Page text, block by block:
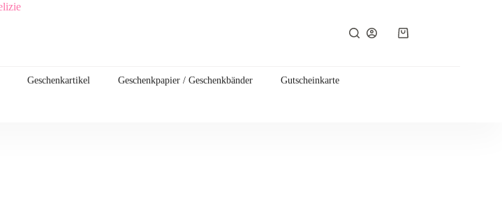
Warenkorb
Geschenkartikel Geschenkpapier / Geschenkbänder Gutscheinkarte